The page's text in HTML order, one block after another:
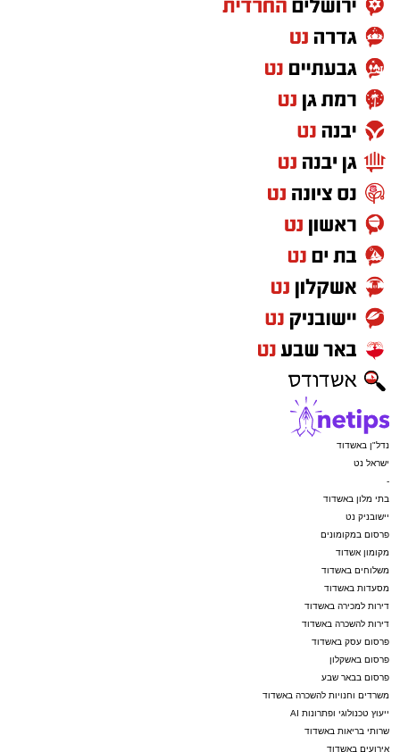
נדל"ן באשדוד
ישראל נט
-
בתי מלון באשדוד
יישובניק נט
פרסום במקומונים
מקומון אשדוד
משלוחים באשדוד
מסעדות באשדוד
דירות למכירה באשדוד
דירות להשכרה באשדוד
פרסום עסק באשדוד
פרסום באשקלון
פרסום בבאר שבע
משרדים וחנויות להשכרה באשדוד
ייעוץ טכנולוגי ופתרונות AI
שרותי בריאות באשדוד
אירועים באשדוד